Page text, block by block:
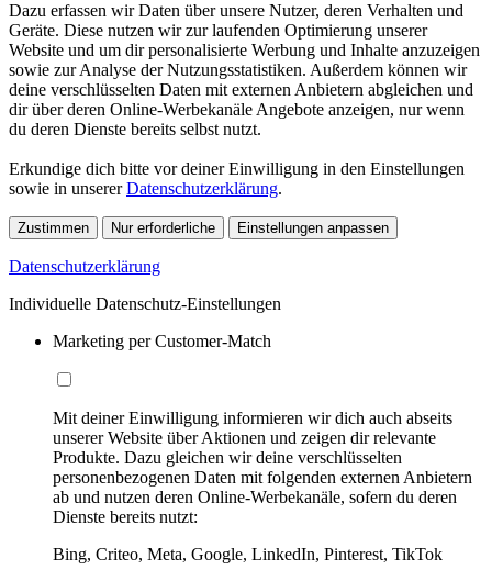
Dazu erfassen wir Daten über unsere Nutzer, deren Verhalten und
Geräte. Diese nutzen wir zur laufenden Optimierung unserer
Website und um dir personalisierte Werbung und Inhalte anzuzeigen
sowie zur Analyse der Nutzungsstatistiken. Außerdem können wir
deine verschlüsselten Daten mit externen Anbietern abgleichen und
dir über deren Online-Werbekanäle Angebote anzeigen, nur wenn
du deren Dienste bereits selbst nutzt.
Erkundige dich bitte vor deiner Einwilligung in den Einstellungen
sowie in unsererDatenschutzerklärung.
Zustimmen Nur erforderliche Einstellungen anpassen
Datenschutzerklärung
Individuelle Datenschutz-Einstellungen
Marketing per Customer-Match
Mit deiner Einwilligung informieren wir dich auch abseits
unserer Website über Aktionen und zeigen dir relevante
Produkte. Dazu gleichen wir deine verschlüsselten
personenbezogenen Daten mit folgenden externen Anbietern
ab und nutzen deren Online-Werbekanäle, sofern du deren
Dienste bereits nutzt:
Bing, Criteo, Meta, Google, LinkedIn, Pinterest, TikTok